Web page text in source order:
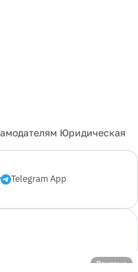
Юридическая
Telegram App
Реклама